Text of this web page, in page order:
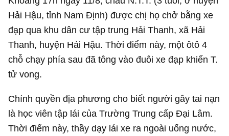
Hải Hậu, tỉnh Nam Định) được chị họ chở bằng xe
đạp qua khu dân cư tập trung Hải Thanh, xã Hải
Thanh, huyện Hải Hậu. Thời điểm này, một ôtô 4
chỗ chạy phía sau đã tông vào đuôi xe đạp khiến T.
tử vong.
Chính quyền địa phương cho biết người gây tai nạn
là học viên tập lái của Trường Trung cấp Đại Lâm.
Thời điểm này, thầy dạy lái xe ra ngoài uống nước,